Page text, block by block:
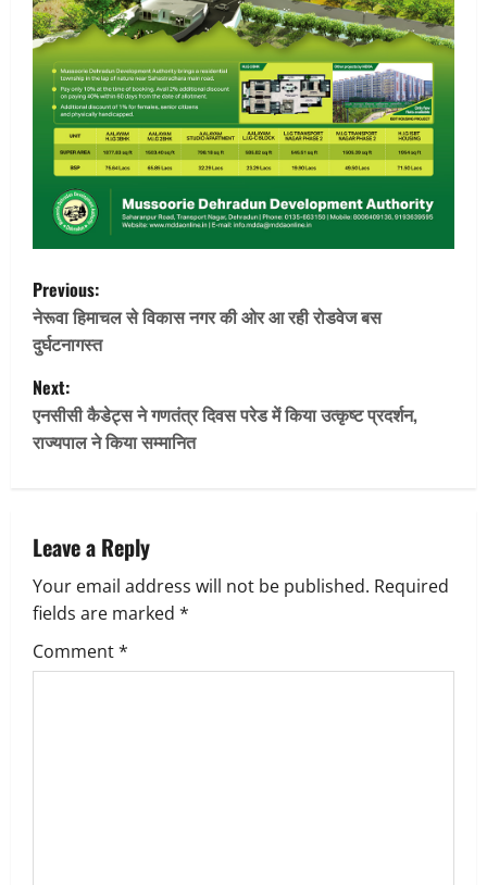
P
o
s
t
n
v
i
g
Previous:
नेरूवा हिमाचल से विकास नगर की ओर आ रही रोडवेज बस
दुर्घटनागस्त
Next:
एनसीसी कैडेट्स ने गणतंत्र दिवस परेड में किया उत्कृष्ट प्रदर्शन,
राज्यपाल ने किया सम्मानित
Leave a Reply
Your email address will not be published. Required
fields are marked *
Comment*